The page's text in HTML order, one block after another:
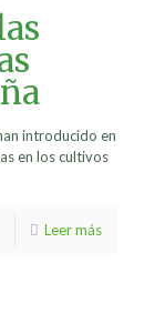
introducido en
en los cultivos
Leer más